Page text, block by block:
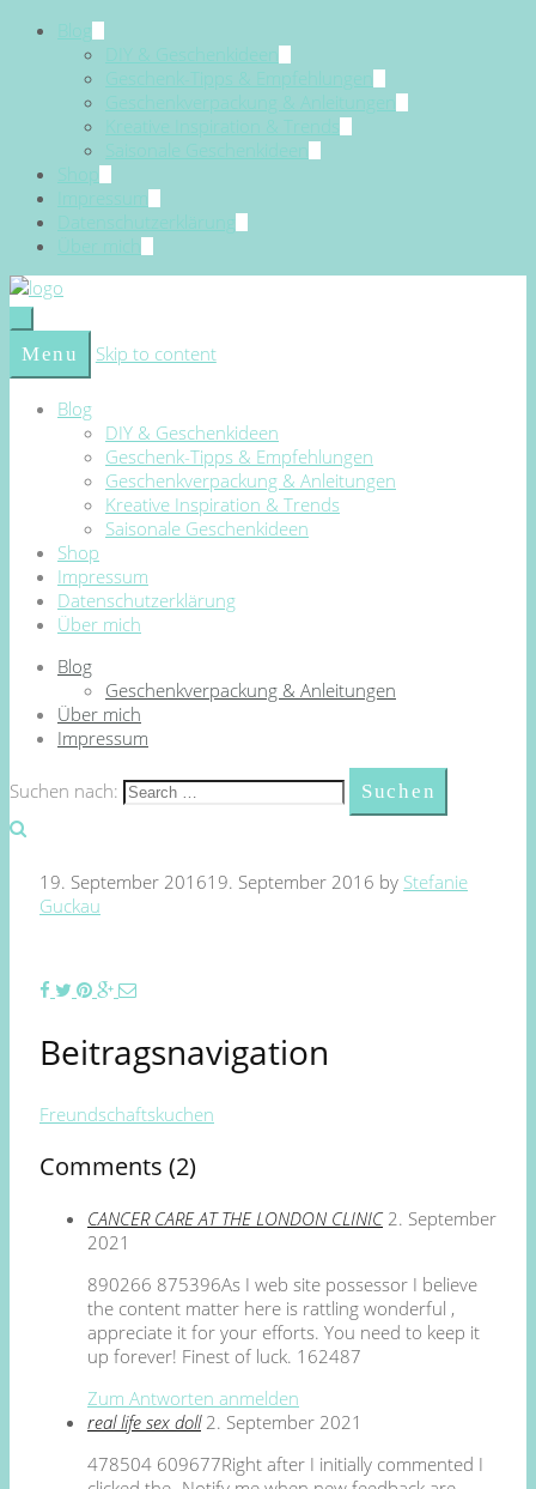
Blog
DIY & Geschenkideen
Geschenk-Tipps & Empfehlungen
Geschenkverpackung & Anleitungen
Kreative Inspiration & Trends
Saisonale Geschenkideen
Shop
Impressum
Datenschutzerklärung
Über mich
Menu Skip to content
Blog
DIY & Geschenkideen
Geschenk-Tipps & Empfehlungen
Geschenkverpackung & Anleitungen
Kreative Inspiration & Trends
Saisonale Geschenkideen
Shop
Impressum
Datenschutzerklärung
Über mich
Blog
Geschenkverpackung & Anleitungen
Über mich
Impressum
Suchen nach:
19. September 201619. September 2016 by Stefanie
Guckau
Beitragsnavigation
Freundschaftskuchen
Comments (2)
CANCER CARE AT THE LONDON CLINIC 2. September
2021
890266 875396As I web site possessor I believe
the content matter here is rattling wonderful ,
appreciate it for your efforts. You need to keep it
up forever! Finest of luck. 162487
Zum Antworten anmelden
real life sex doll 2. September 2021
478504 609677Right after I initially commented I